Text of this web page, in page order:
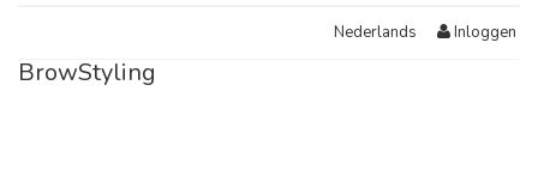
Nederlands Inloggen
BrowStyling